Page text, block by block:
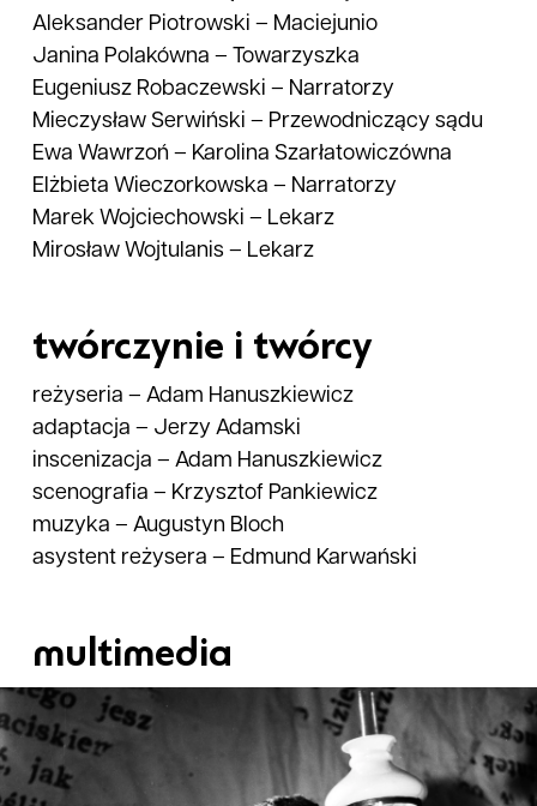
Aleksander Piotrowski – Maciejunio
Janina Polakówna – Towarzyszka
Eugeniusz Robaczewski – Narratorzy
Mieczysław Serwiński – Przewodniczący sądu
Ewa Wawrzoń – Karolina Szarłatowiczówna
Elżbieta Wieczorkowska – Narratorzy
Marek Wojciechowski – Lekarz
Mirosław Wojtulanis – Lekarz
twórczynie i twórcy
reżyseria – Adam Hanuszkiewicz
adaptacja – Jerzy Adamski
inscenizacja – Adam Hanuszkiewicz
scenografia – Krzysztof Pankiewicz
muzyka – Augustyn Bloch
asystent reżysera – Edmund Karwański
multimedia